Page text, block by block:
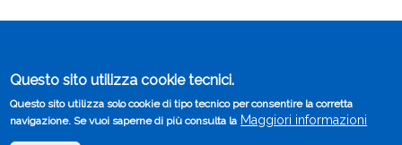
© 2019-2025 Università di Parma - Tutti i diritti riservati
Footer
Sito istituzionale Note legali
Redazione
Privacy policy di Ateneo
Questo sito utilizza cookie tecnici.
Questo sito utilizza solo cookie di tipo tecnico per consentire la corretta
navigazione. Se vuoi saperne di più consulta la Maggiori informazioni